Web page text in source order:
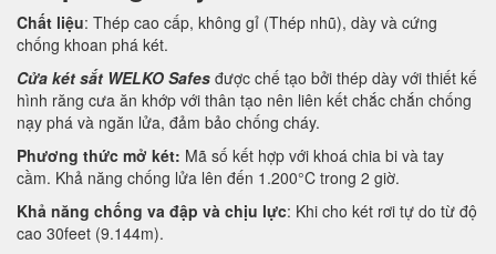
Chất liệu: Thép cao cấp, không gỉ (Thép nhũ), dày và cứng
chống khoan phá két.
Cửa két sắt WELKO Safes được chế tạo bởi thép dày với thiết kế
hình răng cưa ăn khớp với thân tạo nên liên kết chắc chắn chống
nạy phá và ngăn lửa, đảm bảo chống cháy.
Phương thức mở két: Mã số kết hợp với khoá chia bi và tay
cầm. Khả năng chống lửa lên đến 1.200°C trong 2 giờ.
Khả năng chống va đập và chịu lực: Khi cho két rơi tự do từ độ
cao 30feet (9.144m).